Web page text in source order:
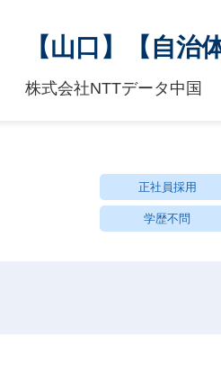
【山口】【自
株式会社NTTデータ中国
正社員採用
学歴不問